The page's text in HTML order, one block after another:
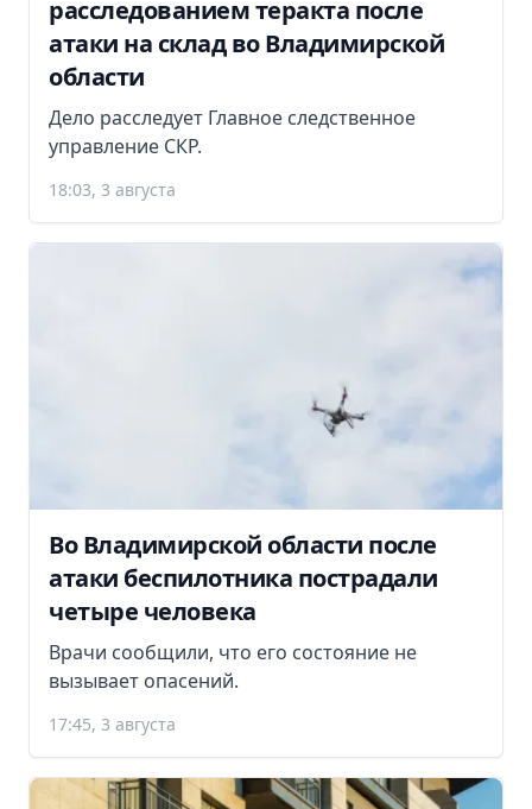
расследованием теракта после
атаки на склад во Владимирской
области
Дело расследует Главное следственное
управление СКР.
18:03, 3 августа
Во Владимирской области после
атаки беспилотника пострадали
четыре человека
Врачи сообщили, что его состояние не
вызывает опасений.
17:45, 3 августа